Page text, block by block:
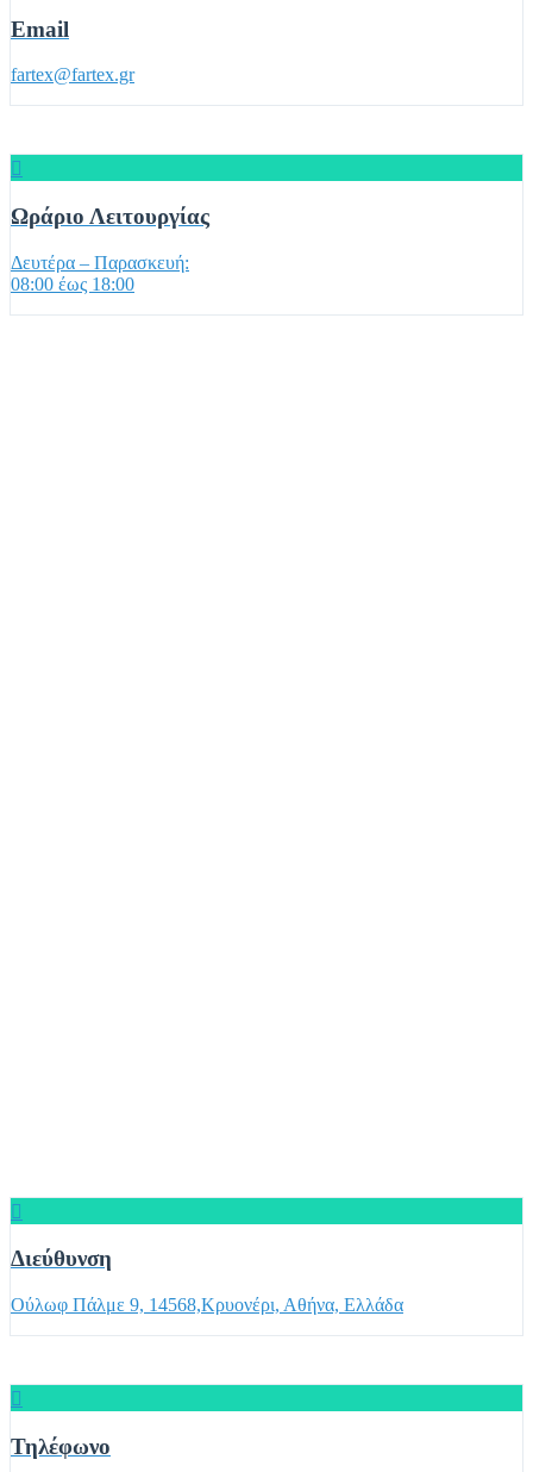
Email
fartex@fartex.gr
Ωράριο Λειτουργίας
Δευτέρα – Παρασκευή:
08:00 έως 18:00
Διεύθυνση
Ούλωφ Πάλμε 9, 14568,Κρυονέρι, Αθήνα, Ελλάδα
Τηλέφωνο